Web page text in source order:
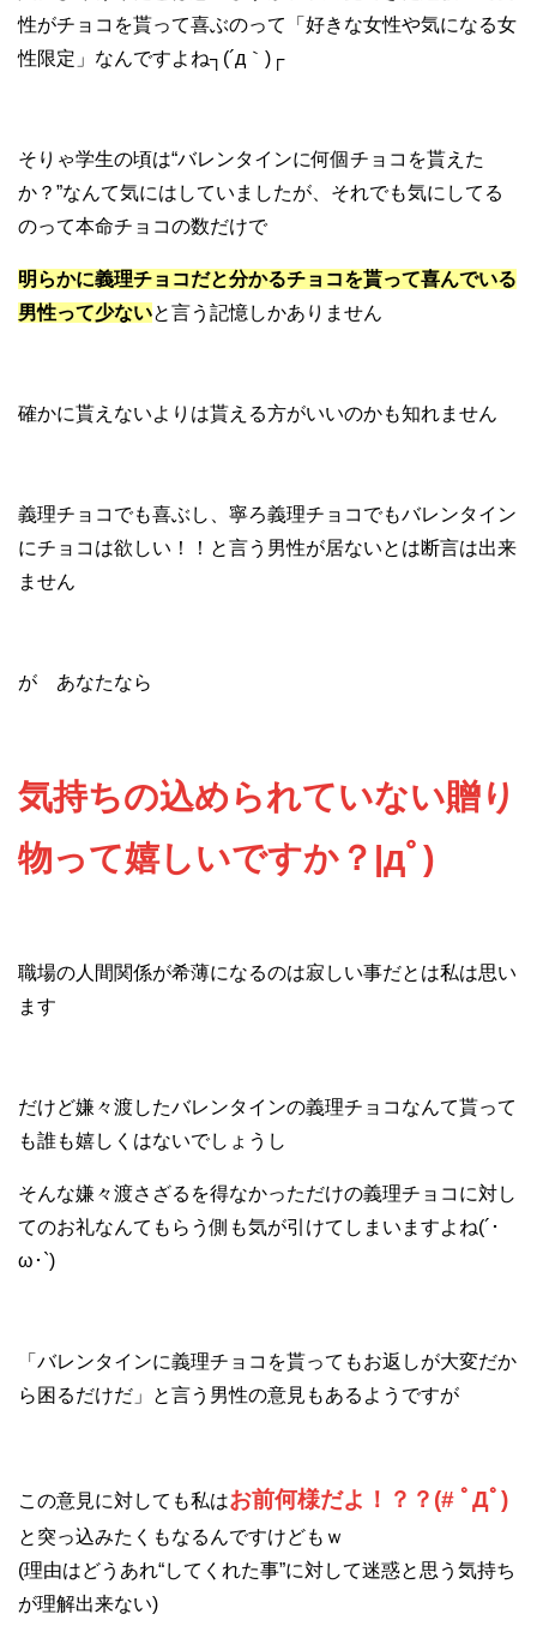
性がチョコを貰って喜ぶのって「好きな女性や気になる女
性限定」なんですよね┐(´д｀)┌
そりゃ学生の頃は“バレンタインに何個チョコを貰えた
か？”なんて気にはしていましたが、それでも気にしてる
のって本命チョコの数だけで
明らかに義理チョコだと分かるチョコを貰って喜んでいる
男性って少ないと言う記憶しかありません
確かに貰えないよりは貰える方がいいのかも知れません
義理チョコでも喜ぶし、寧ろ義理チョコでもバレンタイン
にチョコは欲しい！！と言う男性が居ないとは断言は出来
ません
が あなたなら
気持ちの込められていない贈り
物って嬉しいですか？|дﾟ)
職場の人間関係が希薄になるのは寂しい事だとは私は思い
ます
だけど嫌々渡したバレンタインの義理チョコなんて貰って
も誰も嬉しくはないでしょうし
そんな嫌々渡さざるを得なかっただけの義理チョコに対し
てのお礼なんてもらう側も気が引けてしまいますよね(´･
ω･`)
「バレンタインに義理チョコを貰ってもお返しが大変だか
ら困るだけだ」と言う男性の意見もあるようですが
この意見に対しても私はお前何様だよ！？？(# ﾟДﾟ)
と突っ込みたくもなるんですけどもｗ
(理由はどうあれ“してくれた事”に対して迷惑と思う気持ち
が理解出来ない)